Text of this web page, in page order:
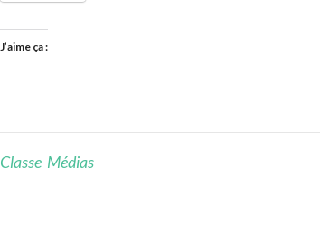
J’aime ça :
Classe Médias